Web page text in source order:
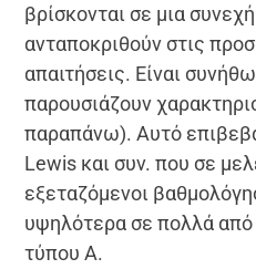
βρίσκονται σε μια
ανταποκριθούν στις
απαιτήσεις. Είναι
παρουσιάζουν
παραπάνω). Αυτό
Lewis και συν. που σε
εξεταζόμενοι
υψηλότερα σε πολλά από
τύπου Α.